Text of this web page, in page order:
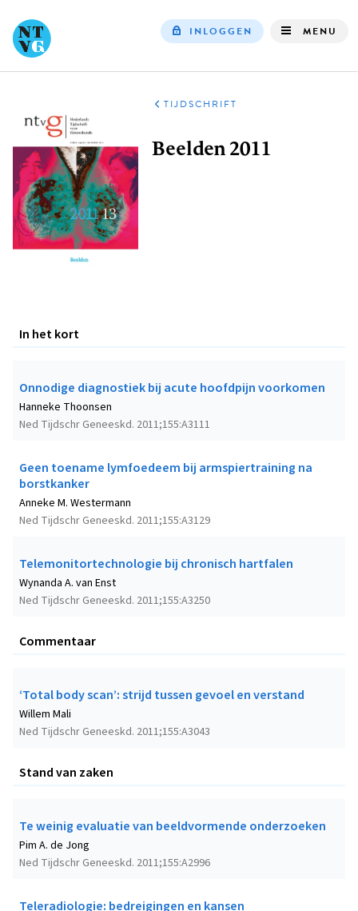
INLOGGEN MENU
TIJDSCHRIFT
Beelden 2011
In het kort
Onnodige diagnostiek bij acute hoofdpijn voorkomen
Ned Tijdschr Geneeskd. 2011;155:A3111
Hanneke Thoonsen
Geen toename lymfoedeem bij armspiertraining na
borstkanker
Ned Tijdschr Geneeskd. 2011;155:A3129
Anneke M. Westermann
Telemonitortechnologie bij chronisch hartfalen
Ned Tijdschr Geneeskd. 2011;155:A3250
Wynanda A. van Enst
Commentaar
‘Total body scan’: strijd tussen gevoel en verstand
Ned Tijdschr Geneeskd. 2011;155:A3043
Willem Mali
Stand van zaken
Te weinig evaluatie van beeldvormende onderzoeken
Ned Tijdschr Geneeskd. 2011;155:A2996
Pim A. de Jong
Teleradiologie: bedreigingen en kansen